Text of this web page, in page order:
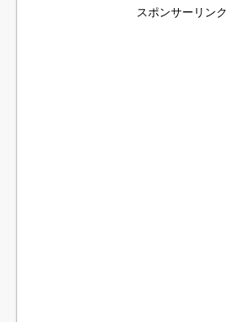
スポンサーリンク